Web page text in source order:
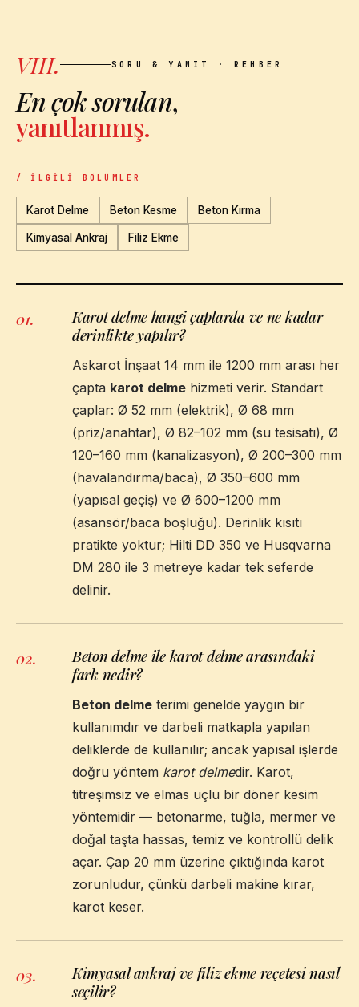
VIII. SORU & YANIT · REHBER
En çok sorulan,
yanıtlanmış.
/ İLGILI BÖLÜMLER
Karot Delme Beton Kesme Beton Kırma
Kimyasal Ankraj Filiz Ekme
01.
Karot delme hangi çaplarda ve ne kadar
derinlikte yapılır?
Askarot İnşaat 14 mm ile 1200 mm arası her
çapta karot delme hizmeti verir. Standart
çaplar: Ø 52 mm (elektrik), Ø 68 mm
(priz/anahtar), Ø 82–102 mm (su tesisatı), Ø
120–160 mm (kanalizasyon), Ø 200–300 mm
(havalandırma/baca), Ø 350–600 mm
(yapısal geçiş) ve Ø 600–1200 mm
(asansör/baca boşluğu). Derinlik kısıtı
pratikte yoktur; Hilti DD 350 ve Husqvarna
DM 280 ile 3 metreye kadar tek seferde
delinir.
02.
Beton delme ile karot delme arasındaki
fark nedir?
Beton delme terimi genelde yaygın bir
kullanımdır ve darbeli matkapla yapılan
deliklerde de kullanılır; ancak yapısal işlerde
doğru yöntem karot delmedir. Karot,
titreşimsiz ve elmas uçlu bir döner kesim
yöntemidir — betonarme, tuğla, mermer ve
doğal taşta hassas, temiz ve kontrollü delik
açar. Çap 20 mm üzerine çıktığında karot
zorunludur, çünkü darbeli makine kırar,
karot keser.
03.
Kimyasal ankraj ve filiz ekme reçetesi nasıl
seçilir?